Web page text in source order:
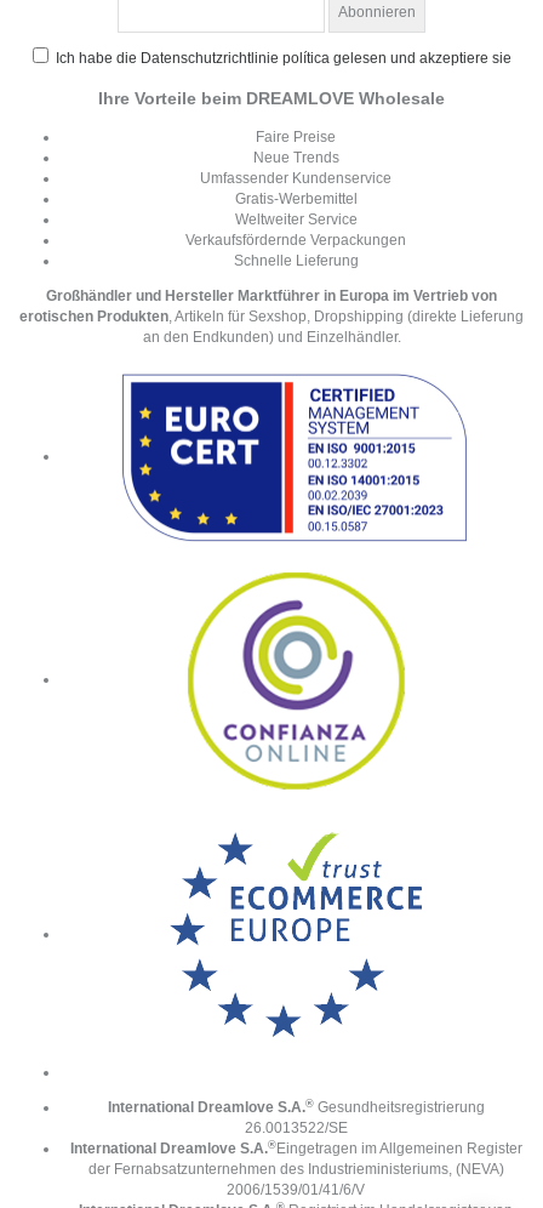
Ich habe die Datenschutzrichtlinie política gelesen und akzeptiere sie
Ihre Vorteile beim DREAMLOVE Wholesale
Faire Preise
Neue Trends
Umfassender Kundenservice
Gratis-Werbemittel
Weltweiter Service
Verkaufsfördernde Verpackungen
Schnelle Lieferung
Großhändler und Hersteller Marktführer in Europa im Vertrieb von
erotischen Produkten , Artikeln für Sexshop, Dropshipping (direkte Lieferung
an den Endkunden) und Einzelhändler.
International Dreamlove S.A.® Gesundheitsregistrierung
26.0013522/SE
International Dreamlove S.A.®Eingetragen im Allgemeinen Register
der Fernabsatzunternehmen des Industrieministeriums, (NEVA)
2006/1539/01/41/6/V